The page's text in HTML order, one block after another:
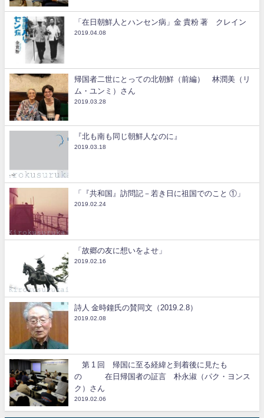
「在日朝鮮人とハンセン病」金 貴粉 著 クレイン
2019.04.08
帰国者二世にとっての北朝鮮（前編） 林潤美（リ
ム・ユンミ）さん
2019.03.28
『北も南も同じ朝鮮人なのに』
2019.03.18
「『共和国』訪問記－若き日に祖国でのこと ①」
2019.02.24
「故郷の友に想いをよせ」
2019.02.16
詩人 金時鐘氏の賛同文（2019.2.8）
2019.02.08
第 1 回 帰国に至る経緯と到着後に見たも
の 在日帰国者の証言 朴永淑（パク・ヨンス
ク）さん
2019.02.06